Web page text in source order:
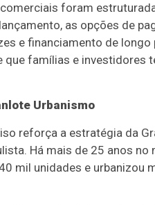
foram
as opções de
e financiamento de
que famílias e
Urbanismo
reforça a estratégia da
Há mais de 25 anos no
mil unidades e urbanizou